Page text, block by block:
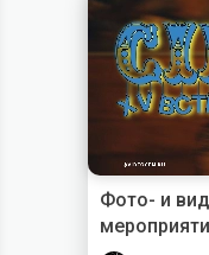
Фото- и